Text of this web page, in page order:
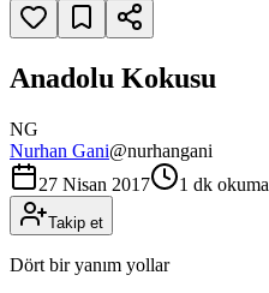
Anadolu Kokusu
NG
Nurhan Gani@nurhangani
27 Nisan 2017
1 dk okuma
Takip et
Dört bir yanım yollar